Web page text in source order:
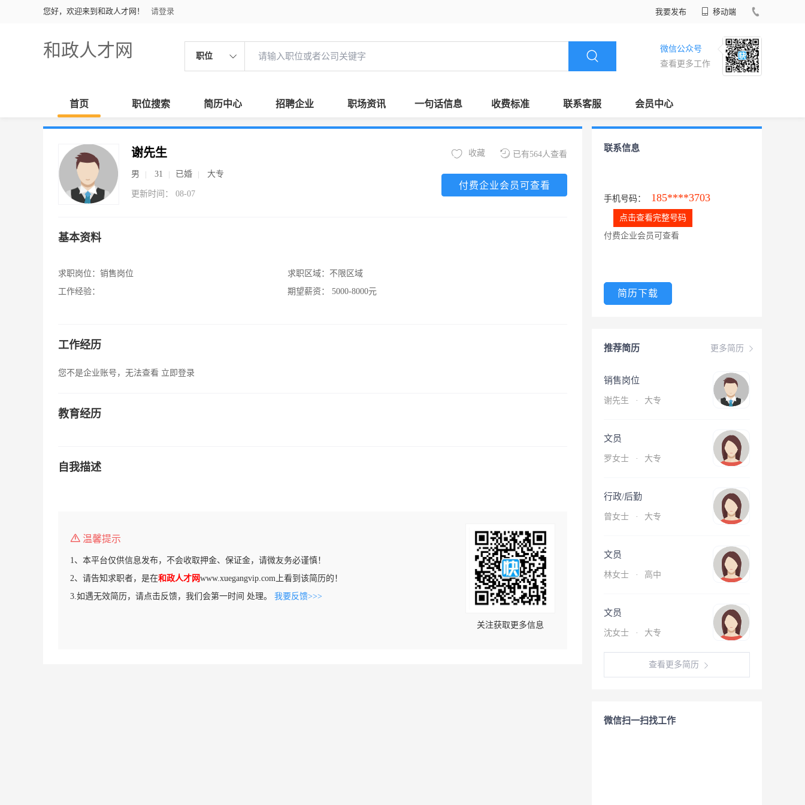
您好，欢迎来到和政人才网！ 请登录 我要发布 移动端
和政人才网 职位
微信公众号
查看更多工作
首页 职位搜索 简历中心 招聘企业 职场资讯 一句话信息 收费标准 联系客服 会员中心
谢先生
男 31 已婚 大专
更新时间： 08-07
已有564人查看
收藏
付费企业会员可查看
基本资料
求职岗位： 销售岗位
工作经验：
求职区域： 不限区域
期望薪资：
5000-8000元
工作经历
您不是企业账号，无法查看 立即登录
教育经历
自我描述
温馨提示
1、本平台仅供信息发布，不会收取押金、保证金，请微友务必谨慎！
2、请告知求职者，是在和政人才网www.xuegangvip.com上看到该简历的！
3.如遇无效简历，请点击反馈，我们会第一时间 处理。 我要反馈>>>
关注获取更多信息
联系信息
手机号码： 185****3703
点击查看完整号码
付费企业会员可查看
简历下载
更多简历
推荐简历
销售岗位
谢先生 · 大专
文员
罗女士 · 大专
行政/后勤
曾女士 · 大专
文员
林女士 · 高中
文员
沈女士 · 大专
查看更多简历
微信扫一扫找工作